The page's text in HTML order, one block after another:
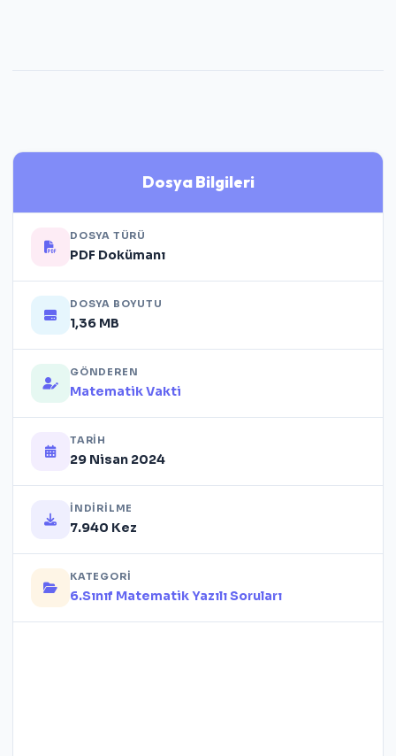
Dosya Bilgileri
DOSYA TÜRÜ
PDF Dokümanı
DOSYA BOYUTU
1,36 MB
GÖNDEREN
Matematik Vakti
TARIH
29 Nisan 2024
İNDIRILME
7.940 Kez
KATEGORI
6.Sınıf Matematik Yazılı Soruları